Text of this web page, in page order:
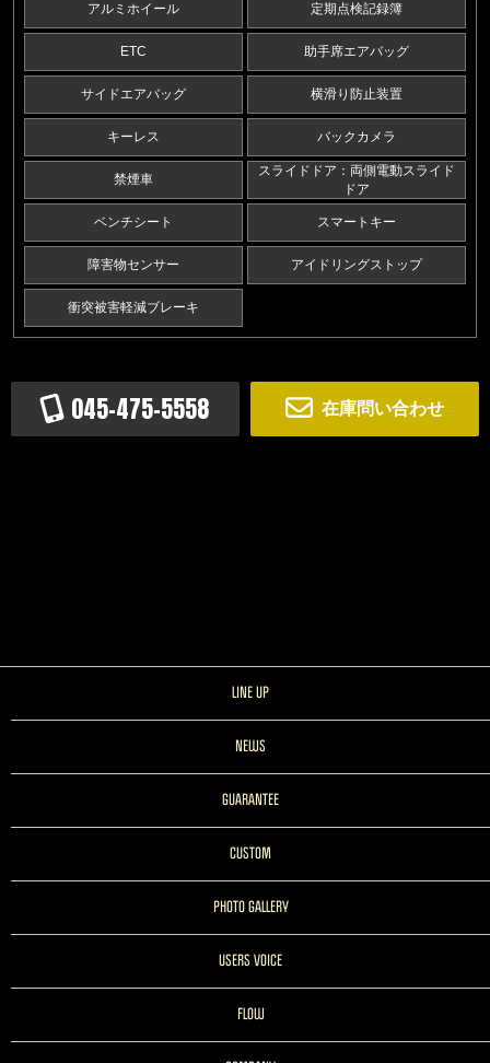
アルミホイール 定期点検記録簿
ETC 助手席エアバッグ
サイドエアバッグ 横滑り防止装置
キーレス バックカメラ
禁煙車
スライドドア：両側電動スライド
ドア
ベンチシート スマートキー
障害物センサー アイドリングストップ
衝突被害軽減ブレーキ
045-475-5558 在庫問い合わせ
LINE UP
NEWS
GUARANTEE
CUSTOM
PHOTO GALLERY
USERS VOICE
FLOW